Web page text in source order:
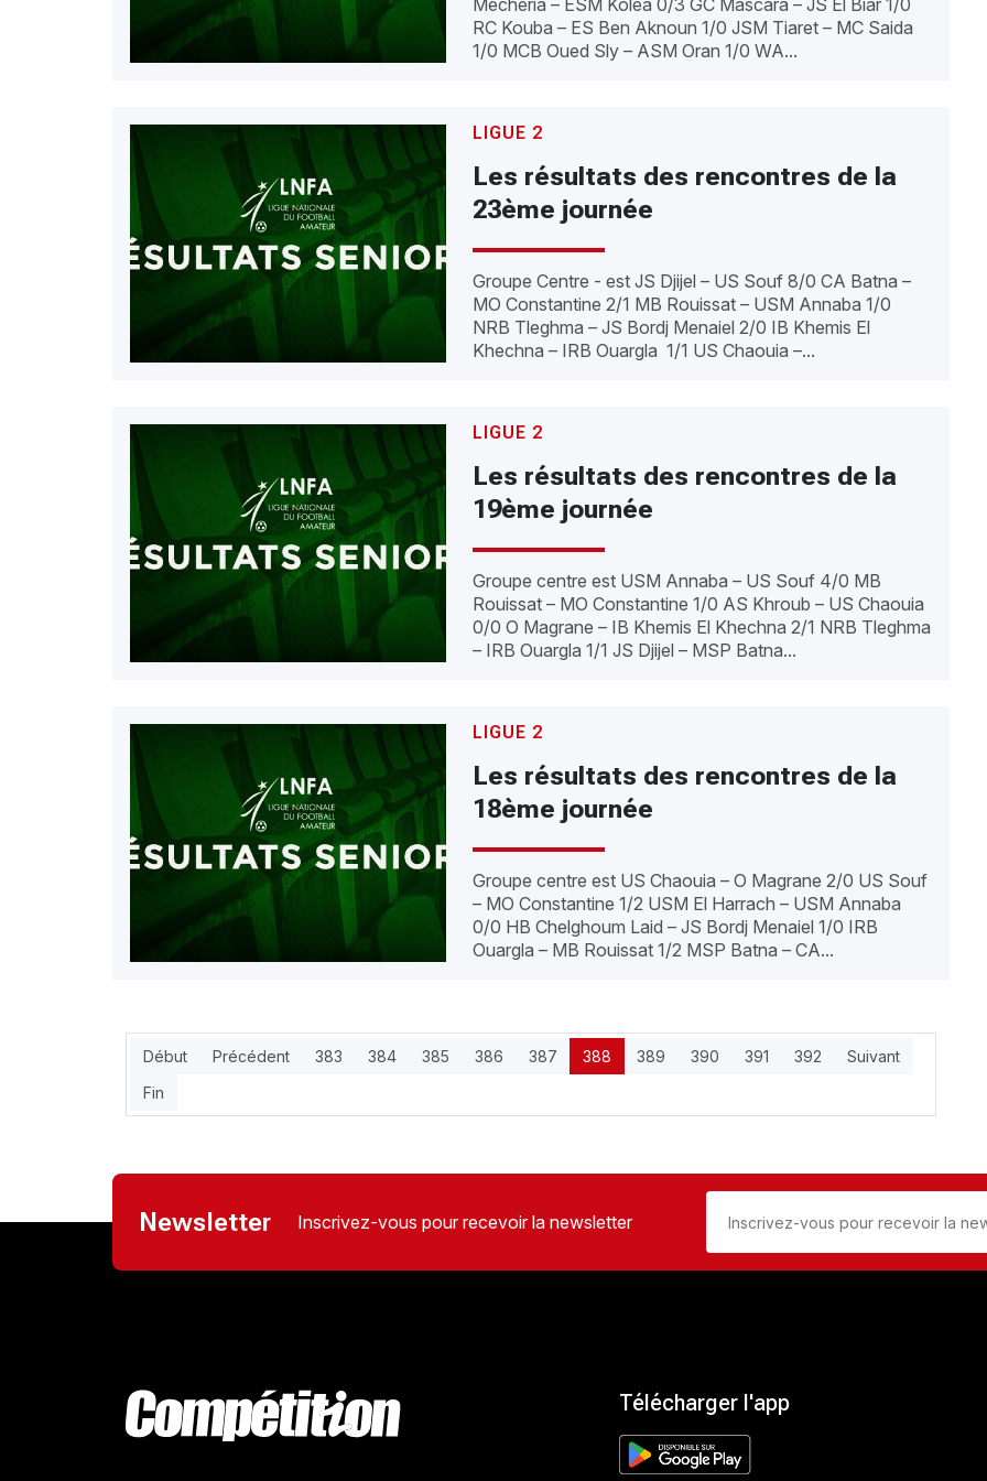
Mecheria – ESM Koléa 0/3 GC Mascara – JS El Biar 1/0
RC Kouba – ES Ben Aknoun 1/0 JSM Tiaret – MC Saida
1/0 MCB Oued Sly – ASM Oran 1/0 WA...
LIGUE 2
Les résultats des rencontres de la
23ème journée
Groupe Centre - est JS Djijel – US Souf 8/0 CA Batna –
MO Constantine 2/1 MB Rouissat – USM Annaba 1/0
NRB Tleghma – JS Bordj Menaiel 2/0 IB Khemis El
Khechna – IRB Ouargla 1/1 US Chaouia –...
LIGUE 2
Les résultats des rencontres de la
19ème journée
Groupe centre est USM Annaba – US Souf 4/0 MB
Rouissat – MO Constantine 1/0 AS Khroub – US Chaouia
0/0 O Magrane – IB Khemis El Khechna 2/1 NRB Tleghma
– IRB Ouargla 1/1 JS Djijel – MSP Batna...
LIGUE 2
Les résultats des rencontres de la
18ème journée
Groupe centre est US Chaouia – O Magrane 2/0 US Souf
– MO Constantine 1/2 USM El Harrach – USM Annaba
0/0 HB Chelghoum Laid – JS Bordj Menaiel 1/0 IRB
Ouargla – MB Rouissat 1/2 MSP Batna – CA...
Début Précédent 383 384 385 386 387 388 389 390 391 392
Suivant
Fin
Newsletter Inscrivez-vous pour recevoir la newsletter
Télécharger l'app